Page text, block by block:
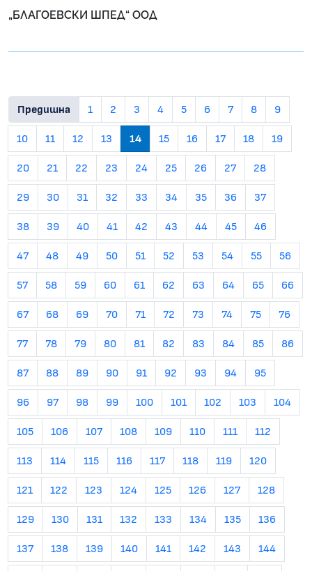
„БЛАГОЕВСКИ ШПЕД“ ООД
Предишна 1 2 3 4 5 6 7 8 9
10 11 12 13 14 15 16 17 18 19
20 21 22 23 24 25 26 27 28
29 30 31 32 33 34 35 36 37
38 39 40 41 42 43 44 45 46
47 48 49 50 51 52 53 54 55 56
57 58 59 60 61 62 63 64 65 66
67 68 69 70 71 72 73 74 75 76
77 78 79 80 81 82 83 84 85 86
87 88 89 90 91 92 93 94 95
96 97 98 99 100 101 102 103 104
105 106 107 108 109 110 111 112
113 114 115 116 117 118 119 120
121 122 123 124 125 126 127 128
129 130 131 132 133 134 135 136
137 138 139 140 141 142 143 144